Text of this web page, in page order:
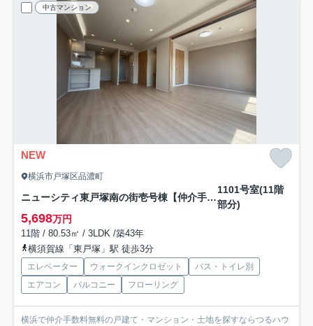
中古マンション
NEW
横浜市戸塚区品濃町
ニューシティ東戸塚南の街壱号棟【仲介手数料無料】
1101号室(11階
部分)
5,698万円
11階 / 80.53㎡ / 3LDK /築43年
横須賀線「東戸塚」駅 徒歩3分
エレベーター ウォークインクロゼット
バス・トイレ別
エアコン
バルコニー フローリング
横浜で仲介手数料無料の戸建て・マンション・土地を探すならつるハウ